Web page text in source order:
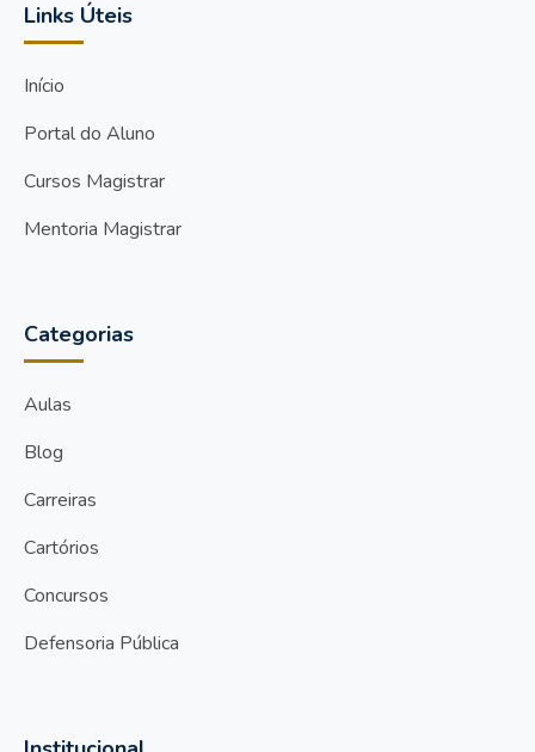
Links Úteis
Início
Portal do Aluno
Cursos Magistrar
Mentoria Magistrar
Categorias
Aulas
Blog
Carreiras
Cartórios
Concursos
Defensoria Pública